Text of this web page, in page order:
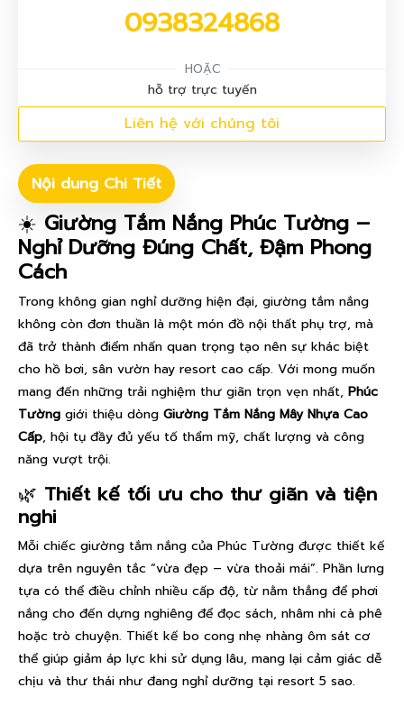
0938324868
HOẶC
hỗ trợ trực tuyến
Liên hệ với chúng tôi
Nội dung Chi Tiết
☀️ Giường Tắm Nắng Phúc Tường –
Nghỉ Dưỡng Đúng Chất, Đậm Phong
Cách
Trong không gian nghỉ dưỡng hiện đại, giường tắm nắng
không còn đơn thuần là một món đồ nội thất phụ trợ, mà
đã trở thành điểm nhấn quan trọng tạo nên sự khác biệt
cho hồ bơi, sân vườn hay resort cao cấp. Với mong muốn
mang đến những trải nghiệm thư giãn trọn vẹn nhất, Phúc
Tường giới thiệu dòng Giường Tắm Nắng Mây Nhựa Cao
Cấp, hội tụ đầy đủ yếu tố thẩm mỹ, chất lượng và công
năng vượt trội.
🌿 Thiết kế tối ưu cho thư giãn và tiện
nghi
Mỗi chiếc giường tắm nắng của Phúc Tường được thiết kế
dựa trên nguyên tắc “vừa đẹp – vừa thoải mái”. Phần lưng
tựa có thể điều chỉnh nhiều cấp độ, từ nằm thẳng để phơi
nắng cho đến dựng nghiêng để đọc sách, nhâm nhi cà phê
hoặc trò chuyện. Thiết kế bo cong nhẹ nhàng ôm sát cơ
thể giúp giảm áp lực khi sử dụng lâu, mang lại cảm giác dễ
chịu và thư thái như đang nghỉ dưỡng tại resort 5 sao.